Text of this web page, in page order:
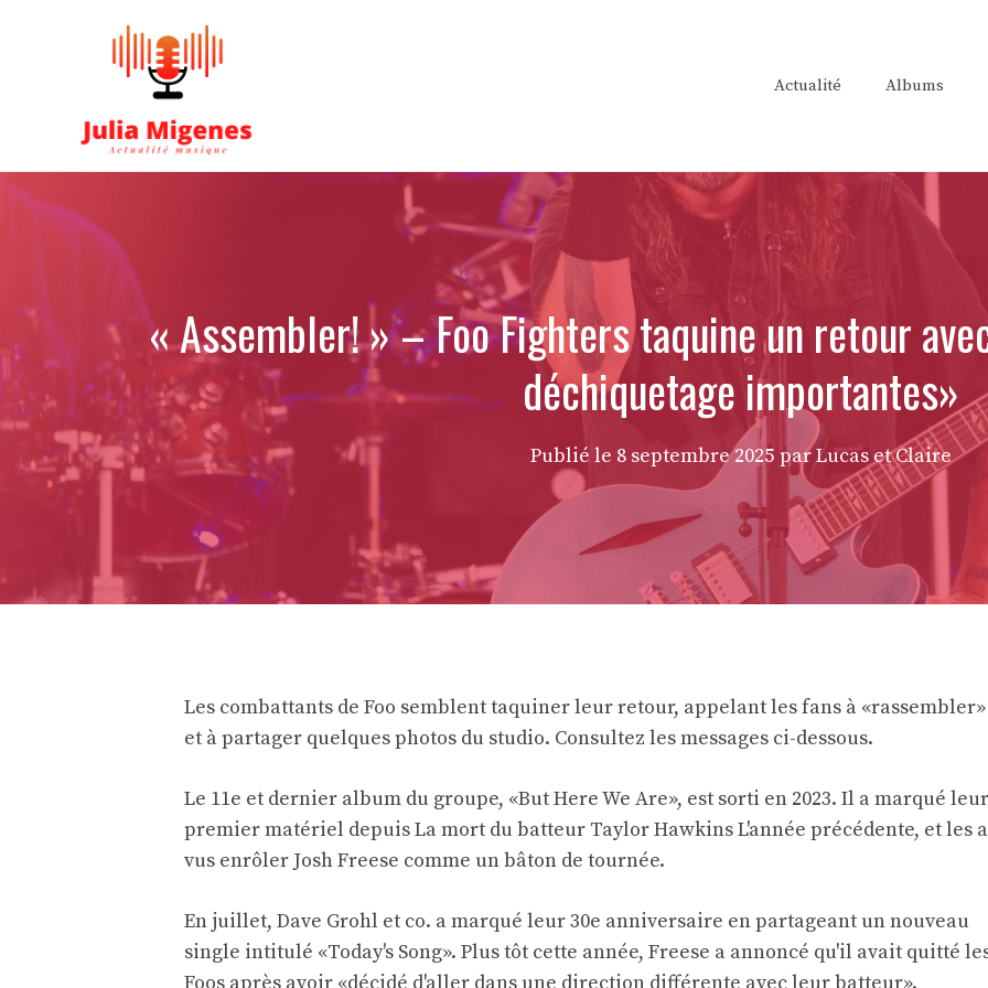
Actualité Albums
« Assembler! » – Foo Fighters taquine un retour
déchiquetage importantes»
Publié le 8 septembre 2025 par Lucas et Claire
Les combattants de Foo semblent taquiner leur retour, appelant les fans à «rassembler»
et à partager quelques photos du studio. Consultez les messages ci-dessous.
Le 11e et dernier album du groupe, «But Here We Are», est sorti en 2023. Il a marqué leur
premier matériel depuisLa mort du batteur Taylor HawkinsL'année précédente, et les a
vus enrôler Josh Freese comme un bâton de tournée.
En juillet, Dave Grohl et co. a marqué leur 30e anniversaire en partageant un nouveau
single intitulé «Today's Song». Plus tôt cette année, Freese a annoncé qu'il avait quitté